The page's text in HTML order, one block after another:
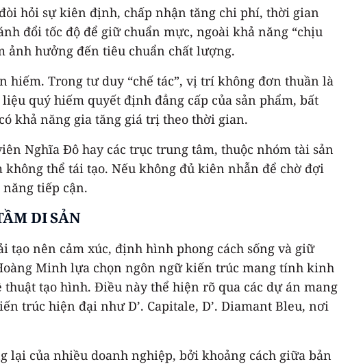
hỏi sự kiên định, chấp nhận tăng chi phí, thời gian
đổi tốc độ để giữ chuẩn mực, ngoài khả năng “chịu
ảnh hưởng đến tiêu chuẩn chất lượng.
Trong tư duy “chế tác”, vị trí không đơn thuần là
quý hiếm quyết định đẳng cấp của sản phẩm, bất
khả năng gia tăng giá trị theo thời gian.
Nghĩa Đô hay các trục trung tâm, thuộc nhóm tài sản
thể tái tạo. Nếu không đủ kiên nhẫn để chờ đợi
tiếp cận.
DI SẢN
tạo nên cảm xúc, định hình phong cách sống và giữ
Minh lựa chọn ngôn ngữ kiến trúc mang tính kinh
tạo hình. Điều này thể hiện rõ qua các dự án mang
trúc hiện đại như D’. Capitale, D’. Diamant Bleu, nơi
của nhiều doanh nghiệp, bởi khoảng cách giữa bản